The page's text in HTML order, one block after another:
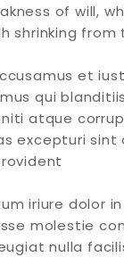
of will,
shrinking from
et
qui
atque
excepturi sint
iriure dolor
molestie
nulla